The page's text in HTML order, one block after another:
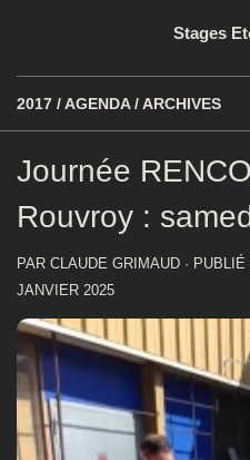
Stages
2017 /AGENDA /ARCHIVES
Journée
Rouvroy :
PAR CLAUDE GRIMAUD · PUBLIÉ
JANVIER 2025